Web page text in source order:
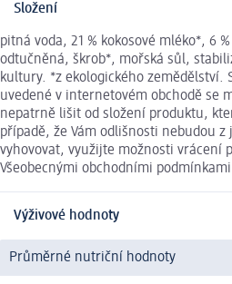
Složení
pitná voda, 21 % kokosové mléko*, 6
odtučněná, škrob*, mořská sůl,
kultury. *z ekologického zemědělství.
uvedené v internetovém obchodě se
nepatrně lišit od složení produktu,
případě, že Vám odlišnosti nebudou z
vyhovovat, využijte možnosti vrácení
Všeobecnými obchodními
Výživové hodnoty
Průměrné nutriční hodnoty